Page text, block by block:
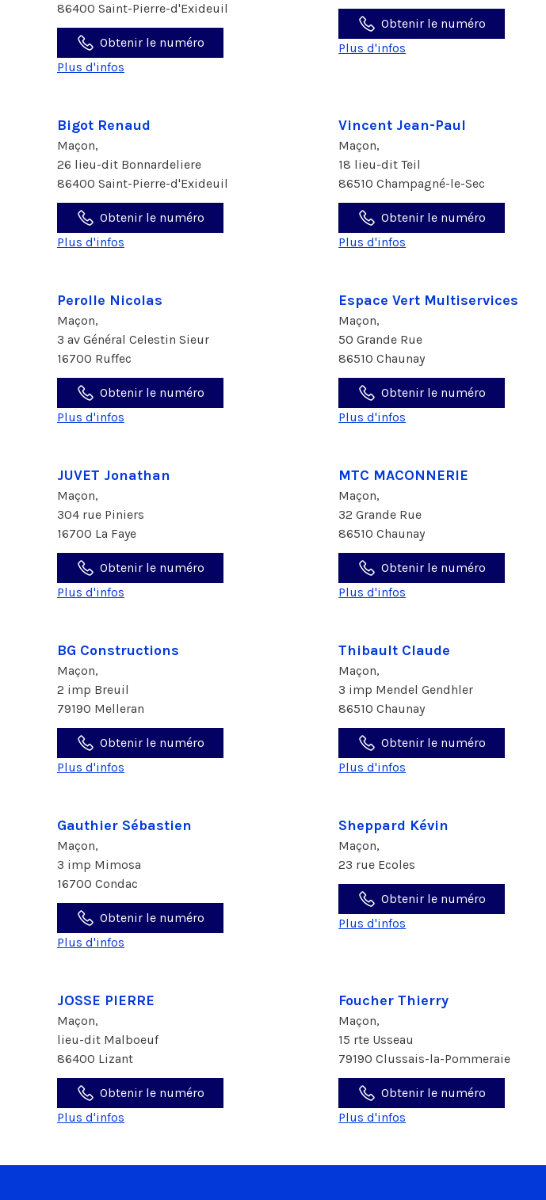
86400 Saint-Pierre-d'Exideuil
Obtenir le numéro
Plus d'infos
Obtenir le numéro
Plus d'infos
Bigot Renaud
Maçon,
26 lieu-dit Bonnardeliere
86400 Saint-Pierre-d'Exideuil
Obtenir le numéro
Plus d'infos
Vincent Jean-Paul
Maçon,
18 lieu-dit Teil
86510 Champagné-le-Sec
Obtenir le numéro
Plus d'infos
Perolle Nicolas
Maçon,
3 av Général Celestin Sieur
16700 Ruffec
Obtenir le numéro
Plus d'infos
Espace Vert Multiservices
Maçon,
50 Grande Rue
86510 Chaunay
Obtenir le numéro
Plus d'infos
JUVET Jonathan
Maçon,
304 rue Piniers
16700 La Faye
Obtenir le numéro
Plus d'infos
MTC MACONNERIE
Maçon,
32 Grande Rue
86510 Chaunay
Obtenir le numéro
Plus d'infos
BG Constructions
Maçon,
2 imp Breuil
79190 Melleran
Obtenir le numéro
Plus d'infos
Thibault Claude
Maçon,
3 imp Mendel Gendhler
86510 Chaunay
Obtenir le numéro
Plus d'infos
Gauthier Sébastien
Maçon,
3 imp Mimosa
16700 Condac
Obtenir le numéro
Plus d'infos
Sheppard Kévin
Maçon,
23 rue Ecoles
Obtenir le numéro
Plus d'infos
JOSSE PIERRE
Maçon,
lieu-dit Malboeuf
86400 Lizant
Obtenir le numéro
Plus d'infos
Foucher Thierry
Maçon,
15 rte Usseau
79190 Clussais-la-Pommeraie
Obtenir le numéro
Plus d'infos